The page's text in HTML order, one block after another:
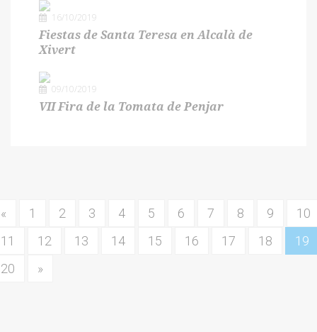
16/10/2019
Fiestas de Santa Teresa en Alcalà de
Xivert
09/10/2019
VII Fira de la Tomata de Penjar
« 1 2 3 4 5 6 7 8 9
10
11
12 13 14 15 16 17 18
19
20
»